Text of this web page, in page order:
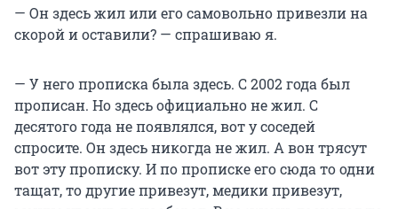
— Он здесь жил или его самовольно привезли на
скорой и оставили? — спрашиваю я.
— У него прописка была здесь. С 2002 года был
прописан. Но здесь официально не жил. С
десятого года не появлялся, вот у соседей
спросите. Он здесь никогда не жил. А вон трясут
вот эту прописку. И по прописке его сюда то одни
тащат, то другие привезут, медики привезут,